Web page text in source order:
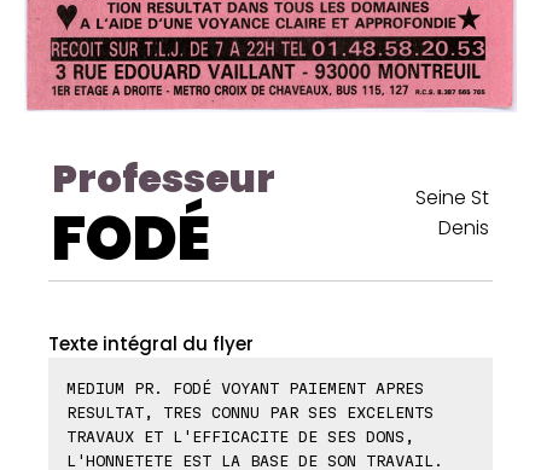
Professeur
FODÉ
Seine St
Denis
Texte intégral du flyer
MEDIUM PR. FODÉ VOYANT PAIEMENT APRES
RESULTAT, TRES CONNU PAR SES EXCELENTS
TRAVAUX ET L'EFFICACITE DE SES DONS,
L'HONNETETE EST LA BASE DE SON TRAVAIL.